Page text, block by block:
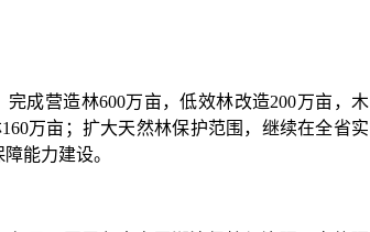
成营造林600万亩，低效林改造200万亩，木
万亩；扩大天然林保护范围，继续在全省实
能力建设。